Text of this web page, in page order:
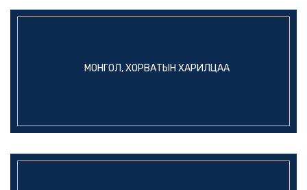
МОНГОЛ, ХОРВАТЫН ХАРИЛЦАА